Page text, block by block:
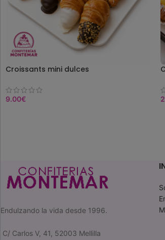
Croissants mini dulces
9.00€
Endulzando la vida desde 1996.
C/ Carlos V, 41, 52003 Mellilla